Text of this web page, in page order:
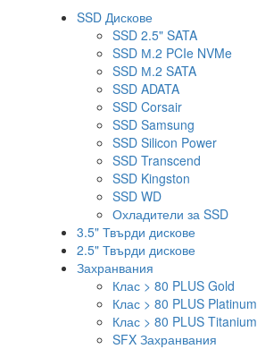
SSD Дискове
SSD 2.5" SATA
SSD М.2 PCIe NVMe
SSD М.2 SATA
SSD ADATA
SSD Corsair
SSD Samsung
SSD Silicon Power
SSD Transcend
SSD Kingston
SSD WD
Охладители за SSD
3.5" Твърди дискове
2.5" Твърди дискове
Захранвания
Клас > 80 PLUS Gold
Клас > 80 PLUS Platinum
Клас > 80 PLUS Titanium
SFX Захранвания